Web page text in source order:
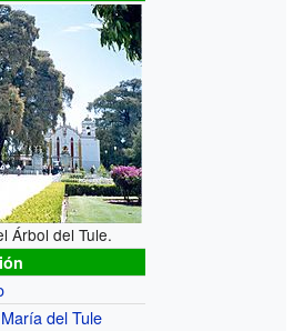
Árbol del Tule.
del Tule